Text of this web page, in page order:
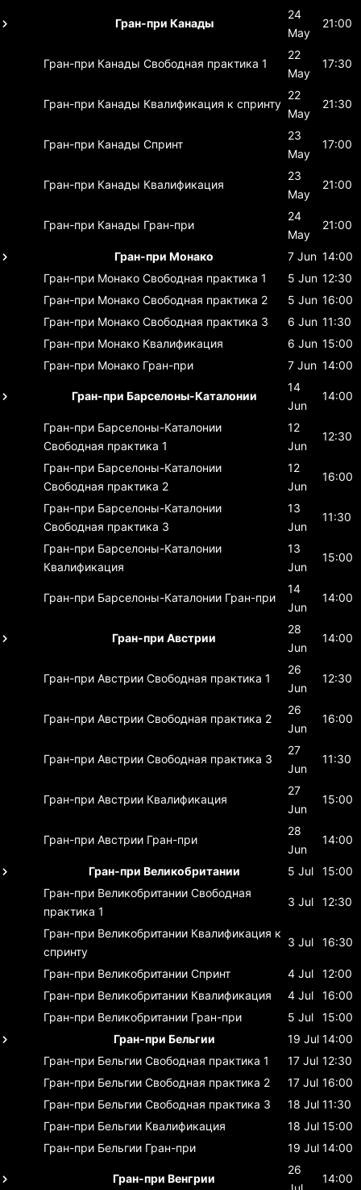
Гран-при Канады
24
May
21:00
Гран-при Канады Свободная практика 1
22
May
17:30
Гран-при Канады Квалификация к спринту
22
May
21:30
Гран-при Канады Спринт
23
May
17:00
Гран-при Канады Квалификация
23
May
21:00
Гран-при Канады Гран-при
24
May
21:00
Гран-при Монако 7 Jun 14:00
Гран-при Монако Свободная практика 1 5 Jun 12:30
Гран-при Монако Свободная практика 2 5 Jun 16:00
Гран-при Монако Свободная практика 3 6 Jun 11:30
Гран-при Монако Квалификация 6 Jun 15:00
Гран-при Монако Гран-при 7 Jun 14:00
Гран-при Барселоны-Каталонии
14
Jun
14:00
Гран-при Барселоны-Каталонии
Свободная практика 1
12
Jun
12:30
Гран-при Барселоны-Каталонии
Свободная практика 2
12
Jun
16:00
Гран-при Барселоны-Каталонии
Свободная практика 3
13
Jun
11:30
Гран-при Барселоны-Каталонии
Квалификация
13
Jun
15:00
Гран-при Барселоны-Каталонии Гран-при
14
Jun
14:00
Гран-при Австрии
28
Jun
14:00
Гран-при Австрии Свободная практика 1
26
Jun
12:30
Гран-при Австрии Свободная практика 2
26
Jun
16:00
Гран-при Австрии Свободная практика 3
27
Jun
11:30
Гран-при Австрии Квалификация
27
Jun
15:00
Гран-при Австрии Гран-при
28
Jun
14:00
Гран-при Великобритании 5 Jul
15:00
Гран-при Великобритании Свободная
практика 1
3 Jul 12:30
Гран-при Великобритании Квалификация к
спринту
3 Jul 16:30
Гран-при Великобритании Спринт 4 Jul
12:00
Гран-при Великобритании Квалификация 4 Jul
16:00
Гран-при Великобритании Гран-при 5 Jul
15:00
Гран-при Бельгии
19 Jul 14:00
Гран-при Бельгии Свободная практика 1 17 Jul 12:30
Гран-при Бельгии Свободная практика 2 17 Jul 16:00
Гран-при Бельгии Свободная практика 3 18 Jul 11:30
Гран-при Бельгии Квалификация 18 Jul 15:00
Гран-при Бельгии Гран-при 19 Jul 14:00
Гран-при Венгрии
26
14:00